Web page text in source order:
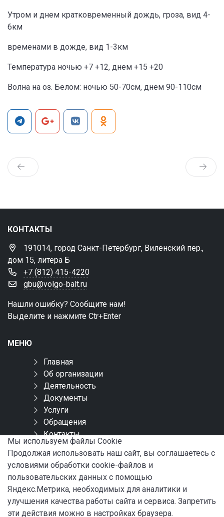
Утром и днем кратковременный дождь, гроза, вид 4-
6км
временами в дожде, вид 1-3км
Температура ночью +7 +12, днем +15 +20
Волна на оз. Белом: ночью 50-70см, днем 90-110см
КОНТАКТЫ
191014, город Санкт-Петербург, Виленский пер.,
дом 15, литера Б
+7 (812) 415-4220
gbu@volgo-balt.ru
Нашли ошибку? Сообщите нам!
Выделите и нажмите Ctr+Enter
МЕНЮ
Главная
Об организации
Деятельность
Документы
Услуги
Обращения
Контакты
Карта сайта
СОЦИАЛЬНЫЕ СЕТИ
Мы используем файлы Сookie
Продолжая использовать наш сайт, вы соглашаетесь с
условиями обработки cookie-файлов и
пользовательских данных с помощью
Яндекс.Метрика, необходимых для аналитики и
улучшения качества работы сайта и сервиса. Запретить
эти действия можно в настройках браузера.